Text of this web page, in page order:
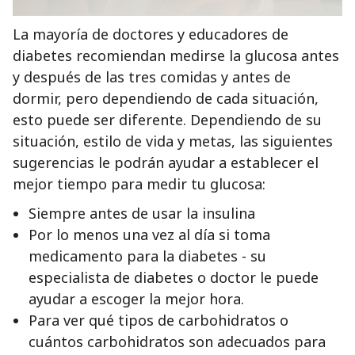
La mayoría de doctores y educadores de
diabetes recomiendan medirse la glucosa antes
y después de las tres comidas y antes de
dormir, pero dependiendo de cada situación,
esto puede ser diferente. Dependiendo de su
situación, estilo de vida y metas, las siguientes
sugerencias le podrán ayudar a establecer el
mejor tiempo para medir tu glucosa:
Siempre antes de usar la insulina
Por lo menos una vez al día si toma
medicamento para la diabetes - su
especialista de diabetes o doctor le puede
ayudar a escoger la mejor hora.
Para ver qué tipos de carbohidratos o
cuántos carbohidratos son adecuados para